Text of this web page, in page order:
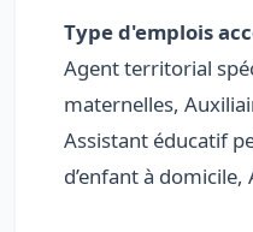
Type d'emplois
Agent territorial
maternelles,
Assistant éducatif
d’enfant à